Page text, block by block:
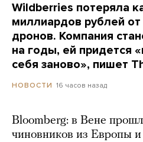
Wildberries потеряла
миллиардов рублей от
дронов. Компания
на годы, ей придется
себя заново», пишет
НОВОСТИ 16 часов назад
Bloomberg: в Вене
чиновников из Европы и